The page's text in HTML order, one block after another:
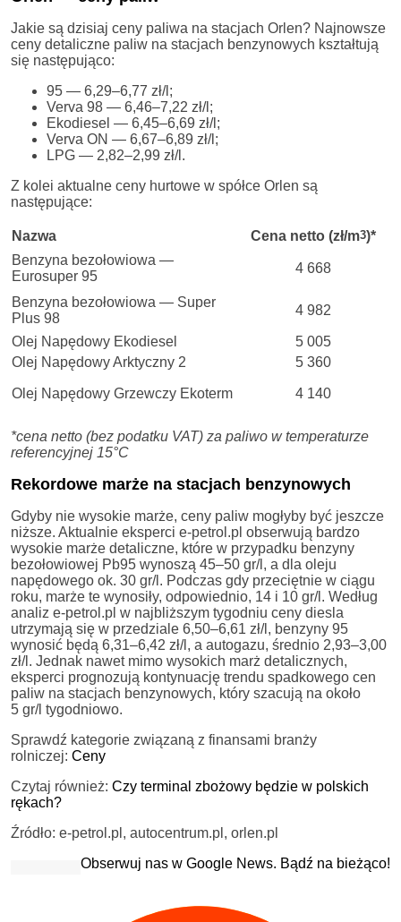
Jakie są dzisiaj ceny paliwa na stacjach Orlen? Najnowsze
ceny detaliczne paliw na stacjach benzynowych kształtują
się następująco:
95 — 6,29–6,77 zł/l;
Verva 98 — 6,46–7,22 zł/l;
Ekodiesel — 6,45–6,69 zł/l;
Verva ON — 6,67–6,89 zł/l;
LPG — 2,82–2,99 zł/l.
Z kolei aktualne ceny hurtowe w spółce Orlen są
następujące:
Nazwa Cena netto (zł/m3)*
Benzyna bezołowiowa —
Eurosuper 95
4 668
Benzyna bezołowiowa — Super
Plus 98
4 982
Olej Napędowy Ekodiesel
5 005
Olej Napędowy Arktyczny 2
5 360
Olej Napędowy Grzewczy Ekoterm 4 140
*cena netto (bez podatku VAT) za paliwo w temperaturze
referencyjnej 15°C
Rekordowe marże na stacjach benzynowych
Gdyby nie wysokie marże, ceny paliw mogłyby być jeszcze
niższe. Aktualnie eksperci e-petrol.pl obserwują bardzo
wysokie marże detaliczne, które w przypadku benzyny
bezołowiowej Pb95 wynoszą 45–50 gr/l, a dla oleju
napędowego ok. 30 gr/l. Podczas gdy przeciętnie w ciągu
roku, marże te wynosiły, odpowiednio, 14 i 10 gr/l. Według
analiz e-petrol.pl w najbliższym tygodniu ceny diesla
utrzymają się w przedziale 6,50–6,61 zł/l, benzyny 95
wynosić będą 6,31–6,42 zł/l, a autogazu, średnio 2,93–3,00
zł/l. Jednak nawet mimo wysokich marż detalicznych,
eksperci prognozują kontynuację trendu spadkowego cen
paliw na stacjach benzynowych, który szacują na około
5 gr/l tygodniowo.
Sprawdź kategorie związaną z finansami branży
rolniczej: Ceny
Czytaj również: Czy terminal zbożowy będzie w polskich
rękach?
Źródło: e-petrol.pl, autocentrum.pl, orlen.pl
Obserwuj nas w Google News. Bądź na bieżąco!